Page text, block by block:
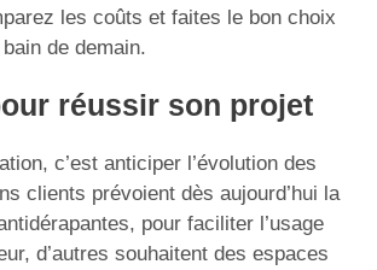
les coûts et faites le bon choix
de demain.
réussir son projet
c’est anticiper l’évolution des
clients prévoient dès aujourd’hui la
pour faciliter l’usage
d’autres souhaitent des espaces